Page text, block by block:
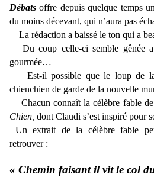
Débatsoffre depuis quelque temps
du moins décevant, qui n’aura pas
La rédaction a baissé le ton qui a
Du coup celle-ci semble gênée
gourmée…
Est-il possible que le loup de
chienchien de garde de la nouvelle
Chacun connaît la célèbre fable
Chien, dont Claudi s’est inspiré pour
Un extrait de la célèbre fable
retrouver :
« Chemin faisant il vit le col